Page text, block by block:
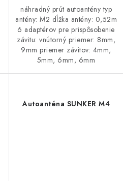
náhradný prút autoantény typ
antény: M2 dĺžka antény: 0,52m
6 adaptérov pre prispôsobenie
závitu: vnútorný priemer: 8mm,
9mm priemer závitov: 4mm,
5mm, 6mm, 6mm
Autoanténa SUNKER M4